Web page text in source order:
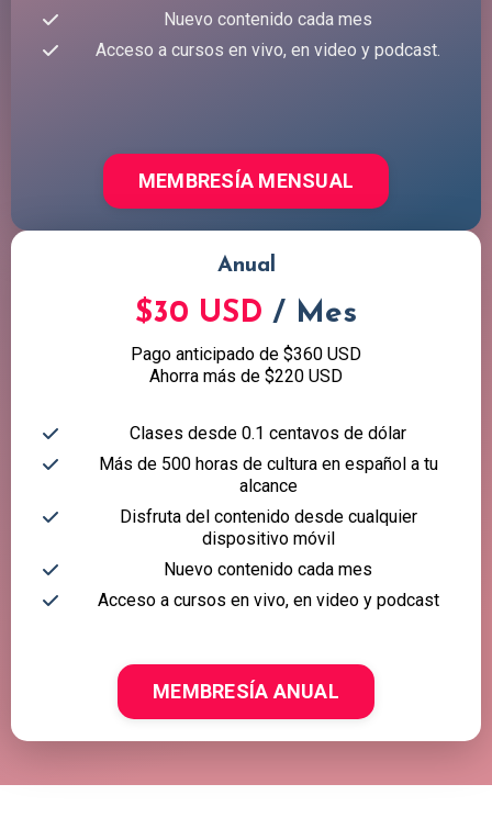
Nuevo contenido cada mes
Acceso a cursos en vivo, en video y podcast.
MEMBRESÍA MENSUAL
Anual
$30 USD / Mes
Pago anticipado de $360 USD
Ahorra más de $220 USD
Clases desde 0.1 centavos de dólar
Más de 500 horas de cultura en español a tu
alcance
Disfruta del contenido desde cualquier
dispositivo móvil
Nuevo contenido cada mes
Acceso a cursos en vivo, en video y podcast
MEMBRESÍA ANUAL